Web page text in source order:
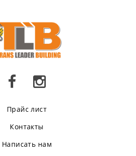
Прайс лист
Контакты
Написать нам